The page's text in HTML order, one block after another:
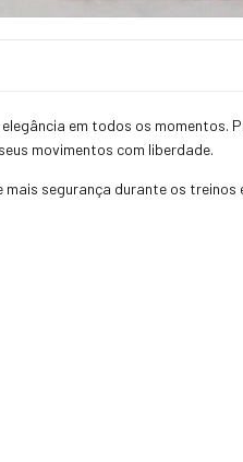
em todos os
movimentos com liberdade.
segurança durante os